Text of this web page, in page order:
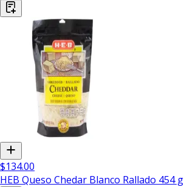
$134.00
HEB Queso Chedar Blanco Rallado 454 g